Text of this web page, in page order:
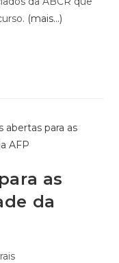
(mais…)
as
da